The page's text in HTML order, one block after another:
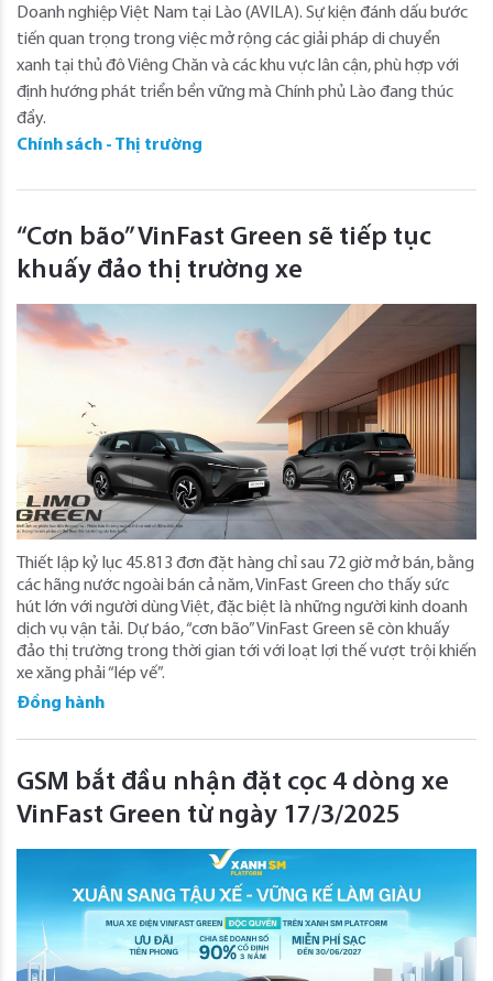
Doanh nghiệp Việt Nam tại Lào (AVILA). Sự kiện đánh dấu bước
tiến quan trọng trong việc mở rộng các giải pháp di chuyển
xanh tại thủ đô Viêng Chăn và các khu vực lân cận, phù hợp với
định hướng phát triển bền vững mà Chính phủ Lào đang thúc
đẩy.
Chính sách - Thị trường
“Cơn bão” VinFast Green sẽ tiếp tục
khuấy đảo thị trường xe
Thiết lập kỷ lục 45.813 đơn đặt hàng chỉ sau 72 giờ mở bán, bằng
các hãng nước ngoài bán cả năm, VinFast Green cho thấy sức
hút lớn với người dùng Việt, đặc biệt là những người kinh doanh
dịch vụ vận tải. Dự báo, “cơn bão” VinFast Green sẽ còn khuấy
đảo thị trường trong thời gian tới với loạt lợi thế vượt trội khiến
xe xăng phải “lép vế”.
Đồng hành
GSM bắt đầu nhận đặt cọc 4 dòng xe
VinFast Green từ ngày 17/3/2025